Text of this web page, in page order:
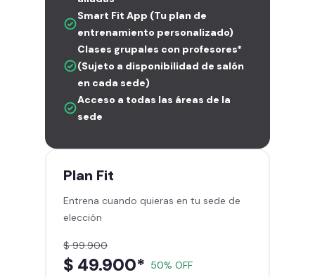
Smart Fit App (Tu plan de
entrenamiento personalizado)
Clases grupales con profesores*
(Sujeto a disponibilidad de salón
en cada sede)
Acceso a todas las áreas de la
sede
Plan Fit
Entrena cuando quieras en tu sede de
elección
$ 99.900
$ 49.900* 50% OFF